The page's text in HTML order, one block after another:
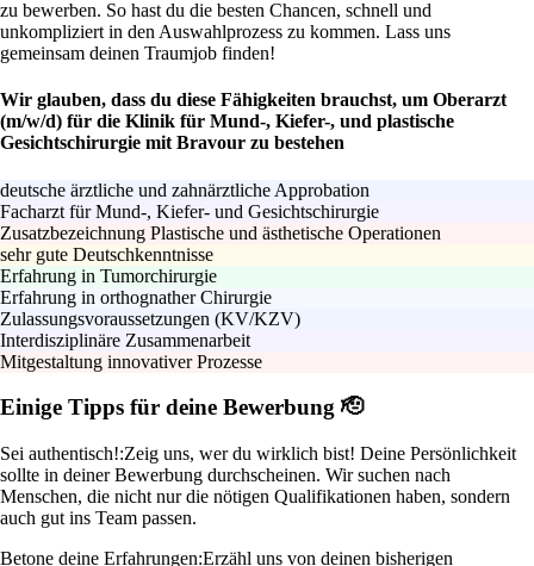
zu bewerben. So hast du die besten Chancen, schnell und
unkompliziert in den Auswahlprozess zu kommen. Lass uns
gemeinsam deinen Traumjob finden!
Wir glauben, dass du diese Fähigkeiten brauchst, um Oberarzt
(m/w/d) für die Klinik für Mund-, Kiefer-, und plastische
Gesichtschirurgie mit Bravour zu bestehen
deutsche ärztliche und zahnärztliche Approbation
Facharzt für Mund-, Kiefer- und Gesichtschirurgie
Zusatzbezeichnung Plastische und ästhetische Operationen
sehr gute Deutschkenntnisse
Erfahrung in Tumorchirurgie
Erfahrung in orthognather Chirurgie
Zulassungsvoraussetzungen (KV/KZV)
Interdisziplinäre Zusammenarbeit
Mitgestaltung innovativer Prozesse
Einige Tipps für deine Bewerbung 🫡
Sei authentisch!:Zeig uns, wer du wirklich bist! Deine Persönlichkeit
sollte in deiner Bewerbung durchscheinen. Wir suchen nach
Menschen, die nicht nur die nötigen Qualifikationen haben, sondern
auch gut ins Team passen.
Betone deine Erfahrungen:Erzähl uns von deinen bisherigen